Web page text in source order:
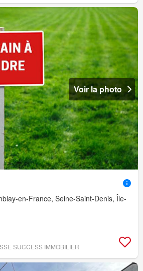
Voir la photo
en-France, Seine-Saint-Denis, Île-
SUCCESS IMMOBILIER